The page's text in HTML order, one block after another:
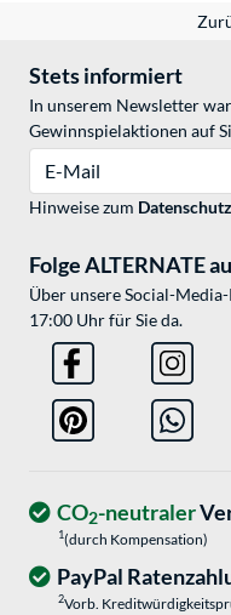
Stets informiert
In unserem Newsletter
Gewinnspielaktionen auf
Hinweise zum Datenschutz
Folge ALTERNATE
Über unsere Social-
17:00 Uhr für Sie da.
CO2-neutraler
1(durch Kompensation)
PayPal
2Vorb.